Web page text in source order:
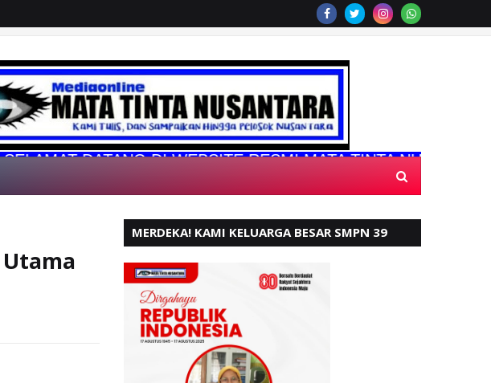
DATANG DI WEBSITE RESMI MATA TINTA NUSANTARA
MERDEKA! KAMI KELUARGA BESAR SMPN 39